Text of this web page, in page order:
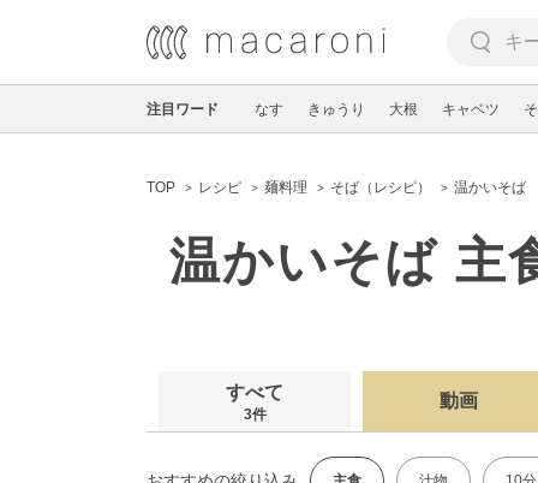
注目ワード なす きゅうり 大根 キャベツ
TOP レシピ 麺料理 そば（レシピ） 温かいそば
温かいそば 主
すべて
3件
動画